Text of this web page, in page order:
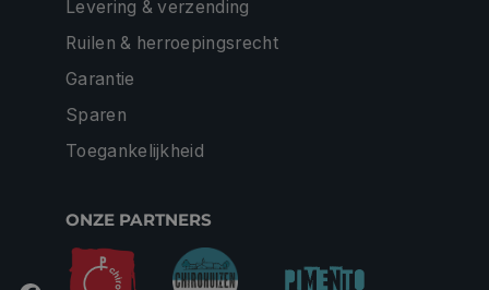
Levering & verzending
Ruilen & herroepingsrecht
Garantie
Sparen
Toegankelijkheid
ONZE PARTNERS